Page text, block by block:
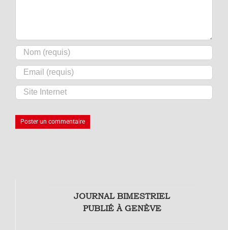
JOURNAL BIMESTRIEL
PUBLIÉ À GENÈVE